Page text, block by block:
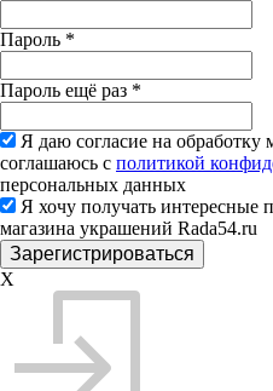
Пароль *
Пароль ещё раз *
Я даю согласие на
соглашаюсь с политикой
персональных данных
Я хочу получать интересные
магазина украшений Rada54.ru
X